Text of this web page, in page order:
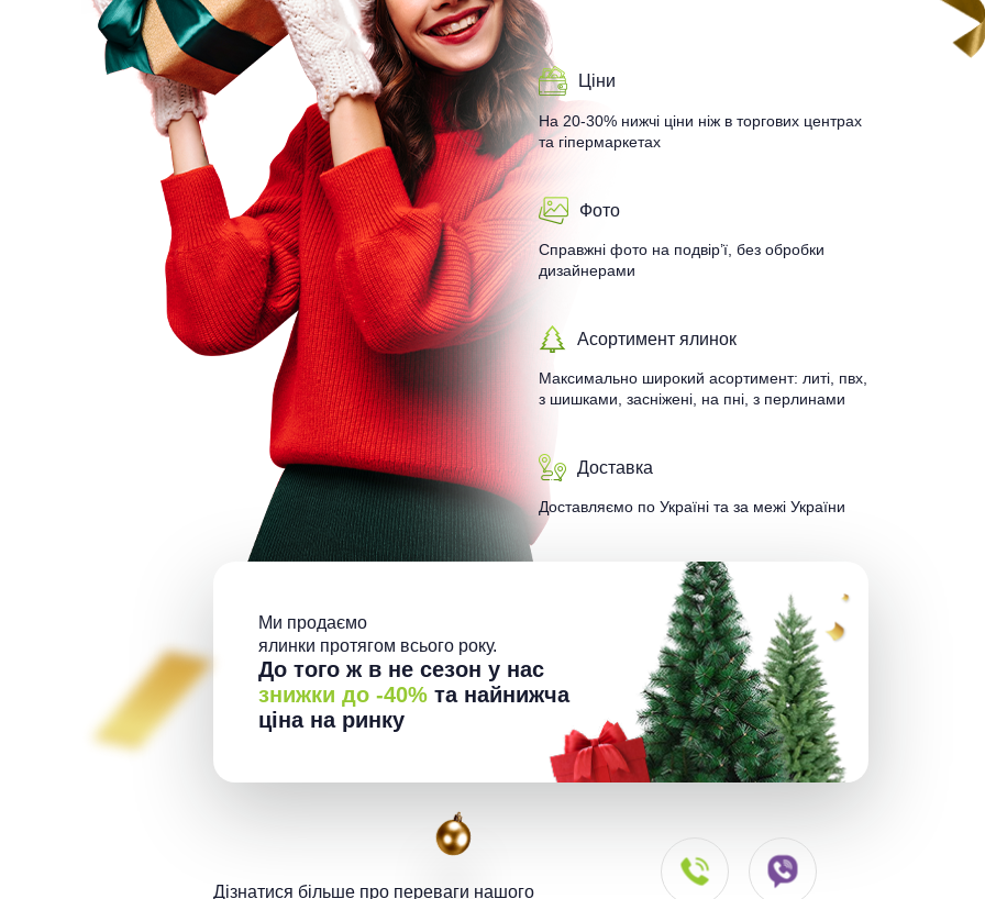
Ціни
На 20-30% нижчі ціни ніж в торгових центрах
та гіпермаркетах
Фото
Справжні фото на подвір’ї, без обробки
дизайнерами
Асортимент ялинок
Максимально широкий асортимент: литі, пвх,
з шишками, засніжені, на пні, з перлинами
Доставка
Доставляємо по Україні та за межі України
Ми продаємо
ялинки протягом всього року.
До того ж в не сезон у нас
знижки до -40% та найнижча
ціна на ринку
Дізнатися більше про переваги нашого